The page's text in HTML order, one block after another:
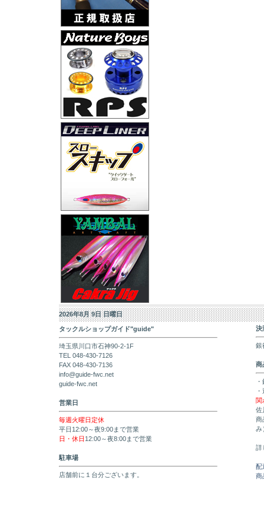
2026年8月 9日 日曜日
タックルショップガイド"guide"
埼玉県川口市石神90-2-1F
TEL 048-430-7126
FAX 048-430-7136
info@guide-fwc.net
guide-fwc.net
営業日
毎週火曜日定休
平日12:00～夜9:00まで営業
日・休日 12:00～夜8:00まで営業
駐車場
店舗前に１台分ございます。
決
銀
商
関
佐
商
み
詳
配
商